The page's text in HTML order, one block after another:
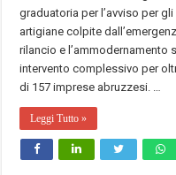
graduatoria per l’avviso per
artigiane colpite
rilancio e l’ammodernamento
intervento complessivo per
di 157 imprese abruzzesi. …
Leggi Tutto »